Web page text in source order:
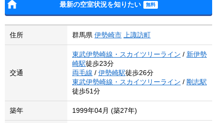
最新の空室状況を知りたい
住所 群馬県 伊勢崎市 上諏訪町
交通
東武伊勢崎線・スカイツリーライン / 新伊勢
崎駅徒歩23分
両毛線 / 伊勢崎駅徒歩26分
東武伊勢崎線・スカイツリーライン / 剛志駅
徒歩51分
築年 1999年04月 (築27年)